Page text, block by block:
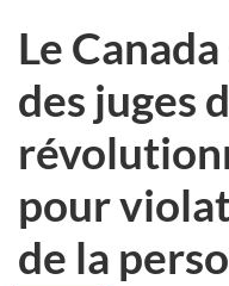
ici :
Le
des juges
pour
de la